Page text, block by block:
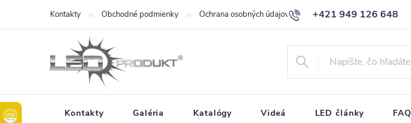
obsah
+421 949 126 648
Kontakty Obchodné podmienky Ochrana osobných údajov Reklamačný poriadok
Kontakty Galéria Katalógy Videá LED články FAQ